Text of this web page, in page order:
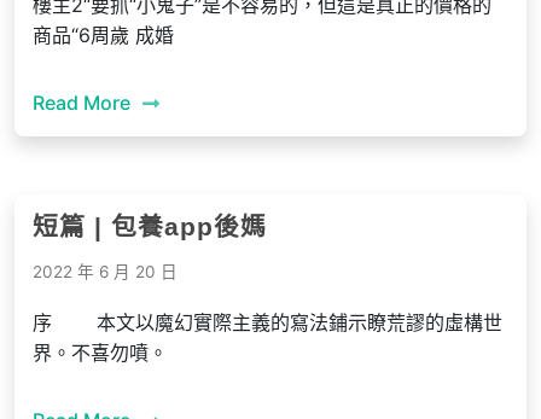
商品“6周歲 成婚
Read More
短篇 | 包養app後媽
2022 年 6 月 20 日
序 本文以魔幻實際主義的寫法鋪示瞭荒謬的虛構世
界。不喜勿噴。